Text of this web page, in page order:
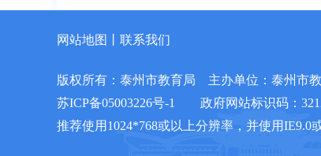
网站地图 联系我们
版权所有：泰州市教育局
主办单位：泰州市
苏ICP备05003226号-1
政府网站标识码：
推荐使用1024*768或以上分辨率，并使用IE9.0